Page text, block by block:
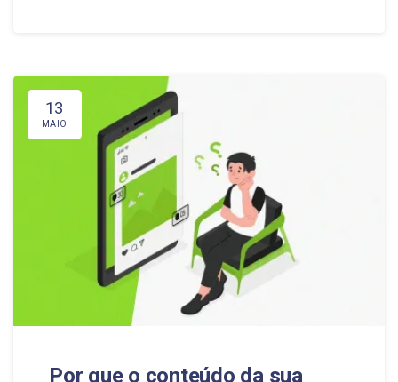
13
MAIO
Por que o conteúdo da sua